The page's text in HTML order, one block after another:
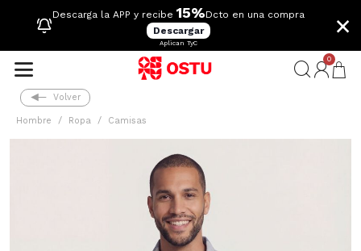
Descarga la APP y recibe 15%Dcto en una compra
Descargar
Aplican TyC
×
0
Volver
Hombre Ropa Camisas